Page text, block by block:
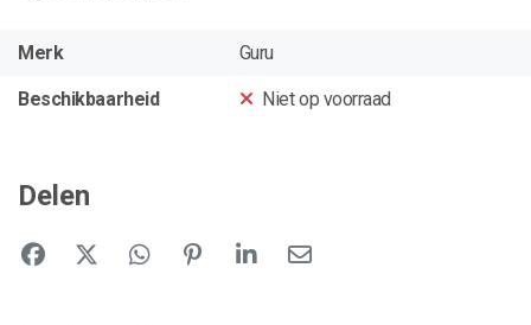
Merk Guru
Beschikbaarheid Niet op voorraad
Delen